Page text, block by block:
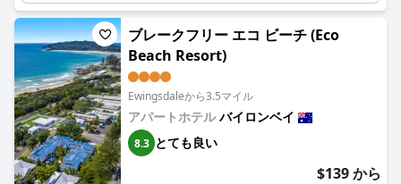
ブレークフリー エコ ビーチ (Eco
Beach Resort)
Ewingsdaleから3.5マイル
アパートホテルバイロンベイ
8.3 とても良い
$139 から